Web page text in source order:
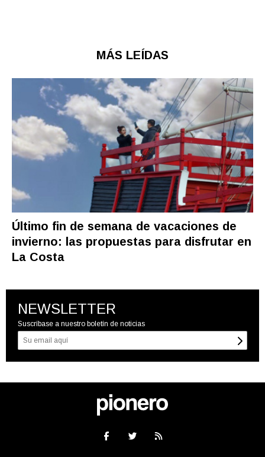
MÁS LEÍDAS
Último fin de semana de vacaciones de
invierno: las propuestas para disfrutar en
La Costa
NEWSLETTER
Suscríbase a nuestro boletín de noticias